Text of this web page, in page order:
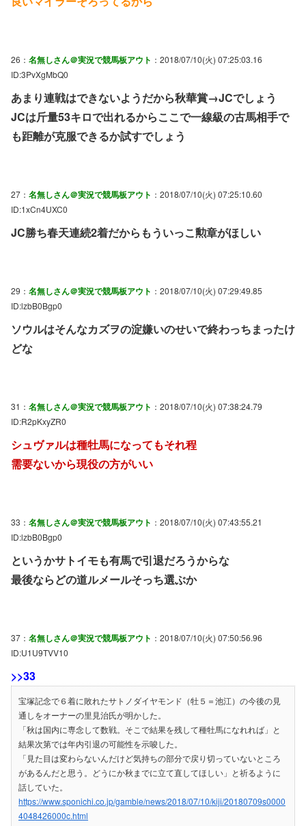
26： 名無しさん＠実況で競馬板アウト ：2018/07/10(火) 07:25:03.16
ID:3PvXgMbQ0
あまり連戦はできないようだから秋華賞→JCでしょう
JCは斤量53キロで出れるからここで一線級の古馬相手で
も距離が克服できるか試すでしょう
27： 名無しさん＠実況で競馬板アウト ：2018/07/10(火) 07:25:10.60
ID:1xCn4UXC0
JC勝ち春天連続2着だからもういっこ勲章がほしい
29： 名無しさん＠実況で競馬板アウト ：2018/07/10(火) 07:29:49.85
ID:lzbB0Bgp0
ソウルはそんなカズヲの淀嫌いのせいで終わっちまったけ
どな
31： 名無しさん＠実況で競馬板アウト ：2018/07/10(火) 07:38:24.79
ID:R2pKxyZR0
シュヴァルは種牡馬になってもそれ程
需要ないから現役の方がいい
33： 名無しさん＠実況で競馬板アウト ：2018/07/10(火) 07:43:55.21
ID:lzbB0Bgp0
というかサトイモも有馬で引退だろうからな
最後ならどの道ルメールそっち選ぶか
37： 名無しさん＠実況で競馬板アウト ：2018/07/10(火) 07:50:56.96
ID:U1U9TVV10
>>33
宝塚記念で６着に敗れたサトノダイヤモンド（牡５＝池江）の今後の見
通しをオーナーの里見治氏が明かした。
「秋は国内に専念して数戦。そこで結果を残して種牡馬になれれば」と
結果次第では年内引退の可能性を示唆した。
「見た目は変わらないんだけど気持ちの部分で戻り切っていないところ
があるんだと思う。どうにか秋までに立て直してほしい」と祈るように
話していた。
https://www.sponichi.co.jp/gamble/news/2018/07/10/kiji/20180709s0000
4048426000c.html